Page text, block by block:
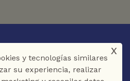
y tecnologías similares
su experiencia, realizar
x